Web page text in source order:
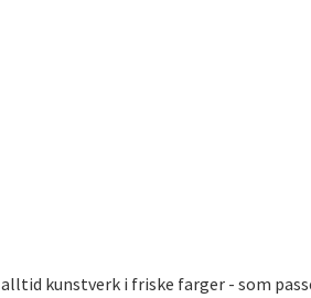
alltid kunstverk i friske farger - som